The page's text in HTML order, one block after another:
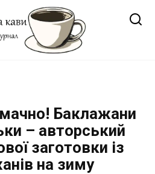
Баклажани
– авторський
заготовки із
на зиму